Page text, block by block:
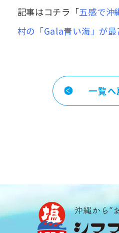
記事はコチラ「五感で沖
村の「Gala青い海」が
一覧へ